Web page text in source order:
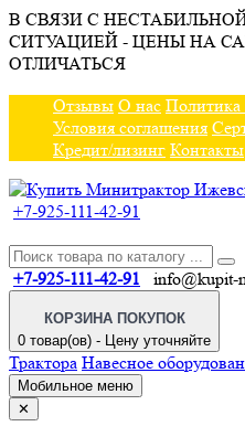
В СВЯЗИ С
СИТУАЦИЕЙ - ЦЕНЫ НА
ОТЛИЧАТЬСЯ
Отзывы О нас Политика
Условия соглашения
Кредит/лизинг Контакты
+7-925-111-42-91
+7-925-111-42-91 info@kupit-
КОРЗИНА ПОКУПОК
0 товар(ов) - Цену уточняйте
Трактора Навесное
Мобильное меню
✕